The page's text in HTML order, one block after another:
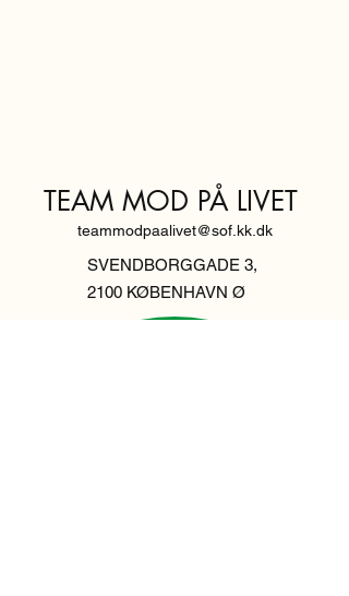
TEAM MOD PÅ LIVET
teammodpaalivet@sof.kk.dk
SVENDBORGGADE 3,
2100 KØBENHAVN Ø